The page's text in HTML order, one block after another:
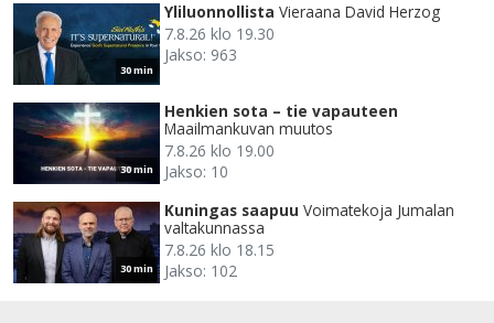
30 min
Yliluonnollista Vieraana David Herzog
7.8.26 klo 19.30
Jakso: 963
30 min
Henkien sota – tie vapauteen
Maailmankuvan muutos
7.8.26 klo 19.00
Jakso: 10
30 min
Kuningas saapuu Voimatekoja Jumalan
valtakunnassa
7.8.26 klo 18.15
Jakso: 102